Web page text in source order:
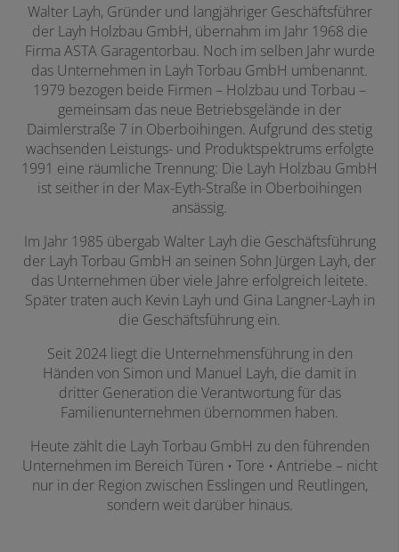
Walter Layh, Gründer und langjähriger Geschäftsführer
der Layh Holzbau GmbH, übernahm im Jahr 1968 die
Firma ASTA Garagentorbau. Noch im selben Jahr wurde
das Unternehmen in Layh Torbau GmbH umbenannt.
1979 bezogen beide Firmen – Holzbau und Torbau –
gemeinsam das neue Betriebsgelände in der
Daimlerstraße 7 in Oberboihingen. Aufgrund des stetig
wachsenden Leistungs- und Produktspektrums erfolgte
1991 eine räumliche Trennung: Die Layh Holzbau GmbH
ist seither in der Max-Eyth-Straße in Oberboihingen
ansässig.
Im Jahr 1985 übergab Walter Layh die Geschäftsführung
der Layh Torbau GmbH an seinen Sohn Jürgen Layh, der
das Unternehmen über viele Jahre erfolgreich leitete.
Später traten auch Kevin Layh und Gina Langner-Layh in
die Geschäftsführung ein.
Seit 2024 liegt die Unternehmensführung in den
Händen von Simon und Manuel Layh, die damit in
dritter Generation die Verantwortung für das
Familienunternehmen übernommen haben.
Heute zählt die Layh Torbau GmbH zu den führenden
Unternehmen im Bereich Türen • Tore • Antriebe – nicht
nur in der Region zwischen Esslingen und Reutlingen,
sondern weit darüber hinaus.